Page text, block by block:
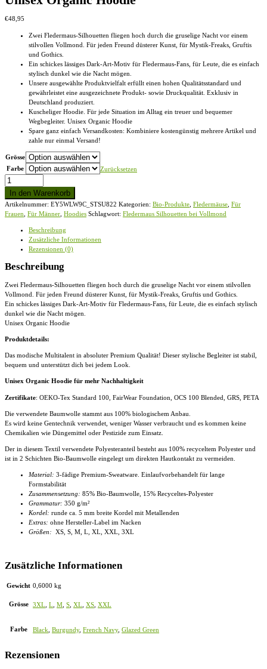
€48,95
Zwei Fledermaus-Silhouetten fliegen hoch durch die gruselige Nacht vor einem
stilvollen Vollmond. Für jeden Freund düsterer Kunst, für Mystik-Freaks, Gruftis
und Gothics.
Ein schickes lässiges Dark-Art-Motiv für Fledermaus-Fans, für Leute, die es einfach
stylisch dunkel wie die Nacht mögen.
Unsere ausgewählte Produktvielfalt erfüllt einen hohen Qualitätsstandard und
gewährleistet eine ausgezeichnete Produkt- sowie Druckqualität. Exklusiv in
Deutschland produziert.
Kuscheliger Hoodie. Für jede Situation im Alltag ein treuer und bequemer
Wegbegleiter. Unisex Organic Hoodie
Spare ganz einfach Versandkosten: Kombiniere kostengünstig mehrere Artikel und
zahle nur einmal Versand!
Grösse
Farbe
Zurücksetzen
Fledermaus
Silhouetten
bei
Vollmond
-
In den Warenkorb
Artikelnummer: EY5WLW9C_STSU822 Kategorien: Bio-Produkte Fledermäuse Für
Frauen Für Männer Hoodies Schlagwort: Fledermaus Silhouetten bei Vollmond
Beschreibung
Zusätzliche Informationen
Rezensionen (0)
Beschreibung
Zwei Fledermaus-Silhouetten fliegen hoch durch die gruselige Nacht vor einem stilvollen
Vollmond. Für jeden Freund düsterer Kunst, für Mystik-Freaks, Gruftis und Gothics.
Ein schickes lässiges Dark-Art-Motiv für Fledermaus-Fans, für Leute, die es einfach stylisch
dunkel wie die Nacht mögen.
Unisex Organic Hoodie
Produktdetails:
Das modische Multitalent in absoluter Premium Qualität! Dieser stylische Begleiter ist stabil,
bequem und unterstützt dich bei jedem Look.
Unisex Organic Hoodie für mehr Nachhaltigkeit
Zertifikate: OEKO-Tex Standard 100, FairWear Foundation, OCS 100 Blended, GRS, PETA
Die verwendete Baumwolle stammt aus 100% biologischem Anbau.
Es wird keine Gentechnik verwendet, weniger Wasser verbraucht und es kommen keine
Chemikalien wie Düngemittel oder Pestizide zum Einsatz.
Der in diesem Textil verwendete Polyesteranteil besteht aus 100% recyceltem Polyester und
ist in 2 Schichten Bio-Baumwolle eingelegt um direkten Hautkontakt zu vermeiden.
Material: 3-fädige Premium-Sweatware. Einlaufvorbehandelt für lange
Formstabilität
Zusammensetzung: 85% Bio-Baumwolle, 15% Recyceltes-Polyester
Grammatur: 350 g/m²
Kordel: runde ca. 5 mm breite Kordel mit Metallenden
Extras: ohne Hersteller-Label im Nacken
Größen: XS, S, M, L, XL, XXL, 3XL
Zusätzliche Informationen
Gewicht 0,6000 kg
Grösse 3XL L M S XL XS XXL
Farbe Black Burgundy, French Navy, Glazed Green
Rezensionen